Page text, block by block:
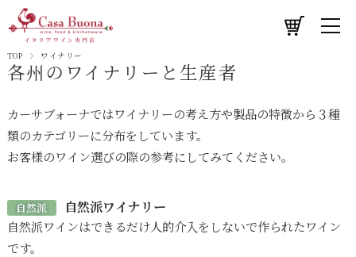
TOP ワイナリー
各州のワイナリーと生産者
カーサブォーナではワイナリーの考え方や製品の特徴から３種
類のカテゴリーに分布をしています。
お客様のワイン選びの際の参考にしてみてください。
自然派 自然派ワイナリー
自然派ワインはできるだけ人的介入をしないで作られたワイン
です。